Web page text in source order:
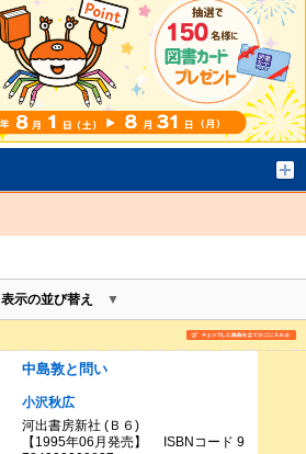
表示の並び替え
中島敦と問い
小沢秋広
河出書房新社 (Ｂ６)
【1995年06月発売】 ISBNコード 9